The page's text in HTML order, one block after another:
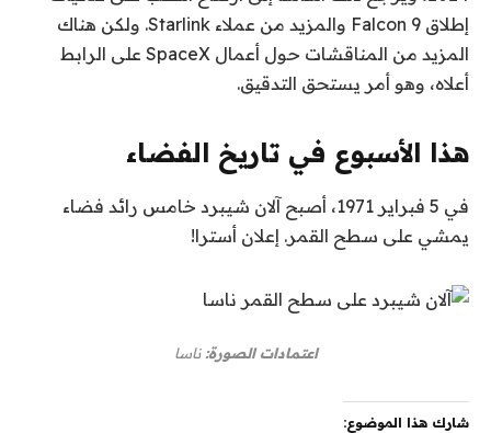
إطلاق Falcon 9 والمزيد من عملاء Starlink. ولكن هناك
المزيد من المناقشات حول أعمال SpaceX على الرابط
أعلاه، وهو أمر يستحق التدقيق.
هذا الأسبوع في تاريخ الفضاء
في 5 فبراير 1971، أصبح آلان شيبرد خامس رائد فضاء
يمشي على سطح القمر. إعلان أسترا!
اعتمادات الصورة: ناسا
شارك هذا الموضوع: